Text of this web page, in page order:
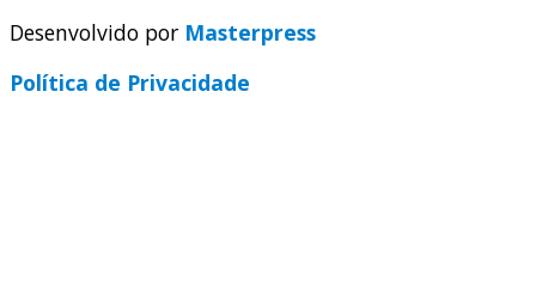
Desenvolvido por Masterpress
Política de Privacidade